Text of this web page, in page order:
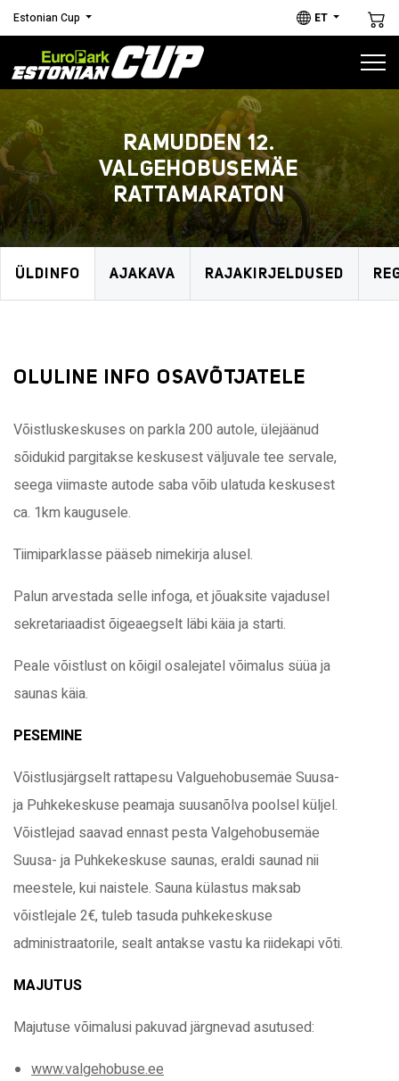
Estonian Cup ET
Estonian Cup
SARJA ETAPID
HOOAJAL 2026
1
RATTAMARATON
02.05.2026 // Matkasõit
09.05.2026 // Võistluspäev
2
VELOPLUS 24. RAPLAMAA
RATTAMARATON
3
RAPLA LINNA 1. RATTAMARATON
MTB/GRAVEL
27.06.2026 // Matkasõit
04.07.2026 // Võistluspäev
RAMUDDEN 12.
VALGEHOBUSEMÄE
RATTAMARATON
ÜLDINFO AJAKAVA RAJAKIRJELDUSED
OLULINE INFO OSAVÕTJATELE
Võistluskeskuses on parkla 200 autole, ülejäänud
sõidukid pargitakse keskusest väljuvale tee servale,
seega viimaste autode saba võib ulatuda keskusest
ca. 1km kaugusele.
Tiimiparklasse pääseb nimekirja alusel.
Palun arvestada selle infoga, et jõuaksite vajadusel
sekretariaadist õigeaegselt läbi käia ja starti.
Peale võistlust on kõigil osalejatel võimalus süüa ja
saunas käia.
PESEMINE
Võistlusjärgselt rattapesu Valguehobusemäe Suusa-
ja Puhkekeskuse peamaja suusanõlva poolsel küljel.
Võistlejad saavad ennast pesta Valgehobusemäe
Suusa- ja Puhkekeskuse saunas, eraldi saunad nii
meestele, kui naistele. Sauna külastus maksab
võistlejale 2€, tuleb tasuda puhkekeskuse
administraatorile, sealt antakse vastu ka riidekapi võti.
MAJUTUS
Majutuse võimalusi pakuvad järgnevad asutused:
www.valgehobuse.ee